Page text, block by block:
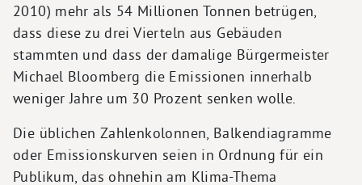
2010) mehr als 54 Millionen Tonnen betrügen,
dass diese zu drei Vierteln aus Gebäuden
stammten und dass der damalige Bürgermeister
Michael Bloomberg die Emissionen innerhalb
weniger Jahre um 30 Prozent senken wolle.
Die üblichen Zahlenkolonnen, Balkendiagramme
oder Emissionskurven seien in Ordnung für ein
Publikum, das ohnehin am Klima-Thema